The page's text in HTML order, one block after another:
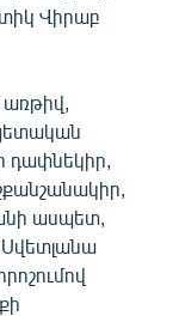
Վիրաբ
դափնեկիր,
ասպետ,